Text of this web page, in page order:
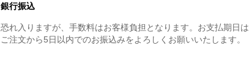
銀行振込
恐れ入りますが、手数料はお客様負担となります。お支払期日は
ご注文から5日以内でのお振込みをよろしくお願いいたします。